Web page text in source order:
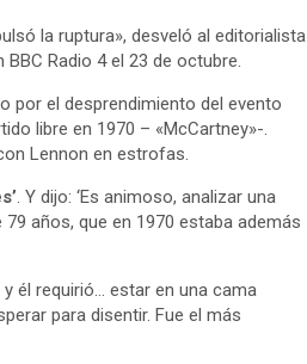
la ruptura», desveló al editorialista
Radio 4 el 23 de octubre.
por el desprendimiento del evento
libre en 1970 – «McCartney»-.
Lennon en estrofas.
. Y dijo: ‘Es animoso, analizar una
años, que en 1970 estaba además
él requirió… estar en una cama
para disentir. Fue el más